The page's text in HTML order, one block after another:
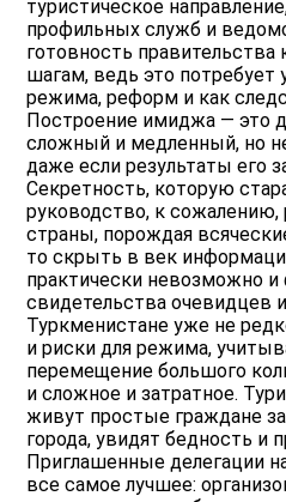
туристическое
профильных служб и
готовность
шагам, ведь это потребует
режима, реформ и как
Построение имиджа — это
сложный и медленный, но
даже если результаты его
Секретность, которую
руководство, к сожалению,
страны, порождая
то скрыть в век
практически невозможно и
свидетельства очевидцев
Туркменистане уже не
и риски для режима,
перемещение большого
и сложное и затратное.
живут простые граждане
города, увидят бедность и
Приглашенные делегации
все самое лучшее: